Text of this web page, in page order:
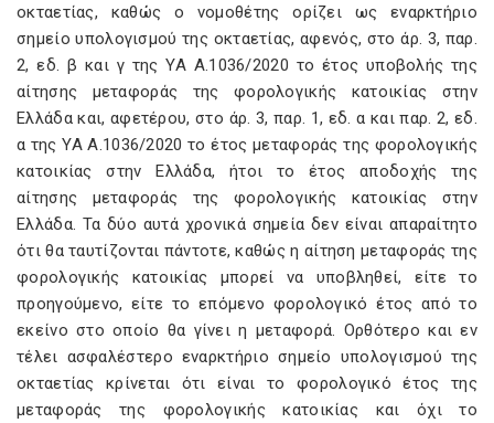
οκταετίας, καθώς ο νομοθέτης ορίζει ως εναρκτήριο
σημείο υπολογισμού της οκταετίας, αφενός, στο άρ. 3, παρ.
2, εδ. β και γ της ΥΑ Α.1036/2020 το έτος υποβολής της
αίτησης μεταφοράς της φορολογικής κατοικίας στην
Ελλάδα και, αφετέρου, στο άρ. 3, παρ. 1, εδ. α και παρ. 2, εδ.
α της ΥΑ Α.1036/2020 το έτος μεταφοράς της φορολογικής
κατοικίας στην Ελλάδα, ήτοι το έτος αποδοχής της
αίτησης μεταφοράς της φορολογικής κατοικίας στην
Ελλάδα. Τα δύο αυτά χρονικά σημεία δεν είναι απαραίτητο
ότι θα ταυτίζονται πάντοτε, καθώς η αίτηση μεταφοράς της
φορολογικής κατοικίας μπορεί να υποβληθεί, είτε το
προηγούμενο, είτε το επόμενο φορολογικό έτος από το
εκείνο στο οποίο θα γίνει η μεταφορά. Ορθότερο και εν
τέλει ασφαλέστερο εναρκτήριο σημείο υπολογισμού της
οκταετίας κρίνεται ότι είναι το φορολογικό έτος της
μεταφοράς της φορολογικής κατοικίας και όχι το